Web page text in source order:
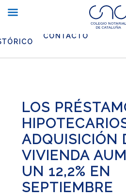
CONTACTO
LOS
ADQUISICIÓN
VIVIENDA
UN 12,2% EN
SEPTIEMBRE